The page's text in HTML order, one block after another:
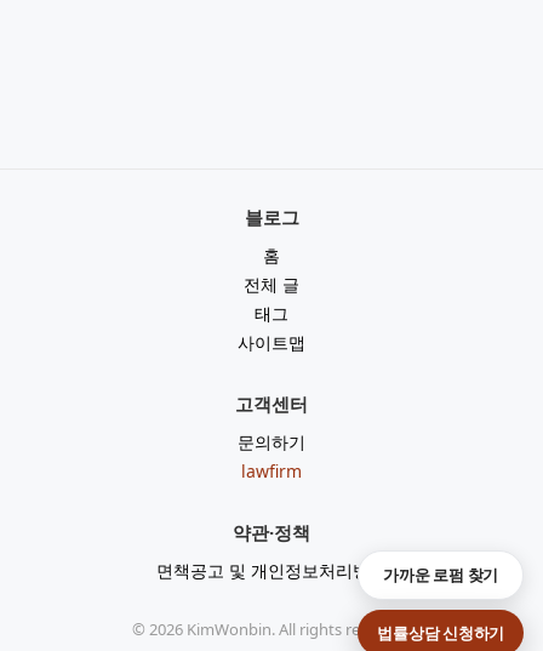
블로그
홈
전체 글
태그
사이트맵
고객센터
문의하기
lawfirm
약관·정책
면책공고 및 개인정보처리방침
© 2026KimWonbin. All rights reserved.
가까운 로펌 찾기
법률상담 신청하기